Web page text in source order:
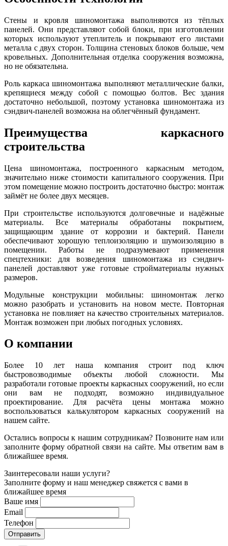
Стены и кровля шиномонтажа выполняются из тёплых
панелей. Они представляют собой блоки, при изготовлении
которых используют утеплитель и покрывают его листами
металла с двух сторон. Толщина стеновых блоков больше, чем
кровельных. Дополнительная отделка сооружения возможна,
но не обязательна.
Роль каркаса шиномонтажа выполняют металлические балки,
крепящиеся между собой с помощью болтов. Вес здания
достаточно небольшой, поэтому установка шиномонтажа из
сэндвич-панелей возможна на облегчённый фундамент.
Преимущества каркасного
строительства
Цена шиномонтажа, построенного каркасным методом,
значительно ниже стоимости капитального сооружения. При
этом помещение можно построить достаточно быстро: монтаж
займёт не более двух месяцев.
При строительстве используются долговечные и надёжные
материалы. Все материалы обработаны покрытием,
защищающим здание от коррозии и бактерий. Панели
обеспечивают хорошую теплоизоляцию и шумоизоляцию в
помещении. Работы не подразумевают применения
спецтехники: для возведения шиномонтажа из сэндвич-
панелей доставляют уже готовые стройматериалы нужных
размеров.
Модульные конструкции мобильны: шиномонтаж легко
можно разобрать и установить на новом месте. Повторная
установка не повлияет на качество строительных материалов.
Монтаж возможен при любых погодных условиях.
О компании
Более 10 лет наша компания строит под ключ
быстровозводимые объекты любой сложности. Мы
разработали готовые проекты каркасных сооружений, но если
они вам не подходят, возможно индивидуальное
проектирование. Для расчёта цены монтажа можно
воспользоваться калькулятором каркасных сооружений на
нашем сайте.
Остались вопросы к нашим сотрудникам? Позвоните нам или
заполните форму обратной связи на сайте. Мы ответим вам в
ближайшее время.
Заинтересовали наши услуги?
Заполните форму и наш менеджер свяжется с вами в
ближайшее время
Ваше имя
Email
Телефон